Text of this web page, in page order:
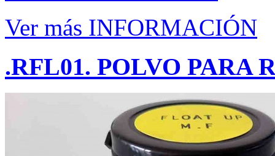
Ver más INFORMACIÓN
.RFL01. POLVO PARA